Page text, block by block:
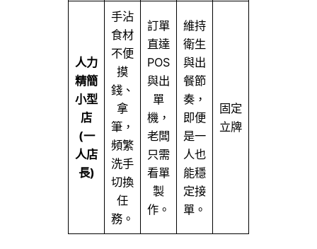
人力
精簡
小型
店
(一
人店
長)
手沾
食材
不便
摸
錢、
拿
筆，
頻繁
洗手
切換
任
務。
訂單
直達
POS
與出
單
機，
老闆
只需
看單
製
作。
維持
衛生
與出
餐節
奏，
即便
是一
人也
能穩
定接
單。
固定
立牌